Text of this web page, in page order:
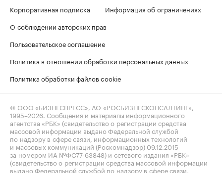
Корпоративная подписка
Информация об ограничениях
О соблюдении авторских прав
Пользовательское соглашение
Политика в отношении обработки персональных данных
Политика обработки файлов cookie
© ООО «БИЗНЕСПРЕСС», АО «РОСБИЗНЕСКОНСАЛТИНГ»,
1995–2026 . Сообщения и материалы информационного
агентства «РБК» (свидетельство о регистрации средства
массовой информации выдано Федеральной службой
по надзору в сфере связи, информационных технологий
и массовых коммуникаций (Роскомнадзор) 09.12.2015
за номером ИА №ФС77-63848) и сетевого издания «РБК»
(свидетельство о регистрации средства массовой информации
выдано Федеральной службой по надзору в сфере связи,